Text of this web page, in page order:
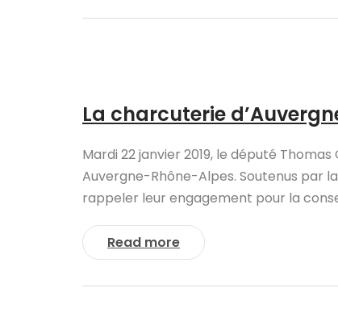
La charcuterie
Mardi 22 janvier 2019, le député
Auvergne-Rhône-Alpes. Soutenus par
rappeler leur engagement pour la
Read more